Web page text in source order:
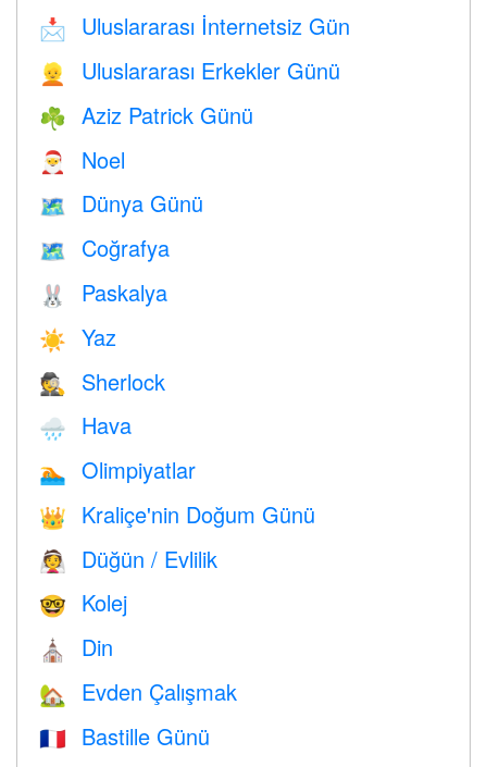
📩 Uluslararası İnternetsiz Gün
👱 Uluslararası Erkekler Günü
☘️ Aziz Patrick Günü
🎅 Noel
🗺️ Dünya Günü
🗺 Coğrafya
🐰 Paskalya
☀️ Yaz
🕵️ Sherlock
🌧 Hava
🏊 Olimpiyatlar
👑 Kraliçe'nin Doğum Günü
👰 Düğün / Evlilik
🤓 Kolej
⛪️ Din
🏡 Evden Çalışmak
🇫🇷
Bastille Günü